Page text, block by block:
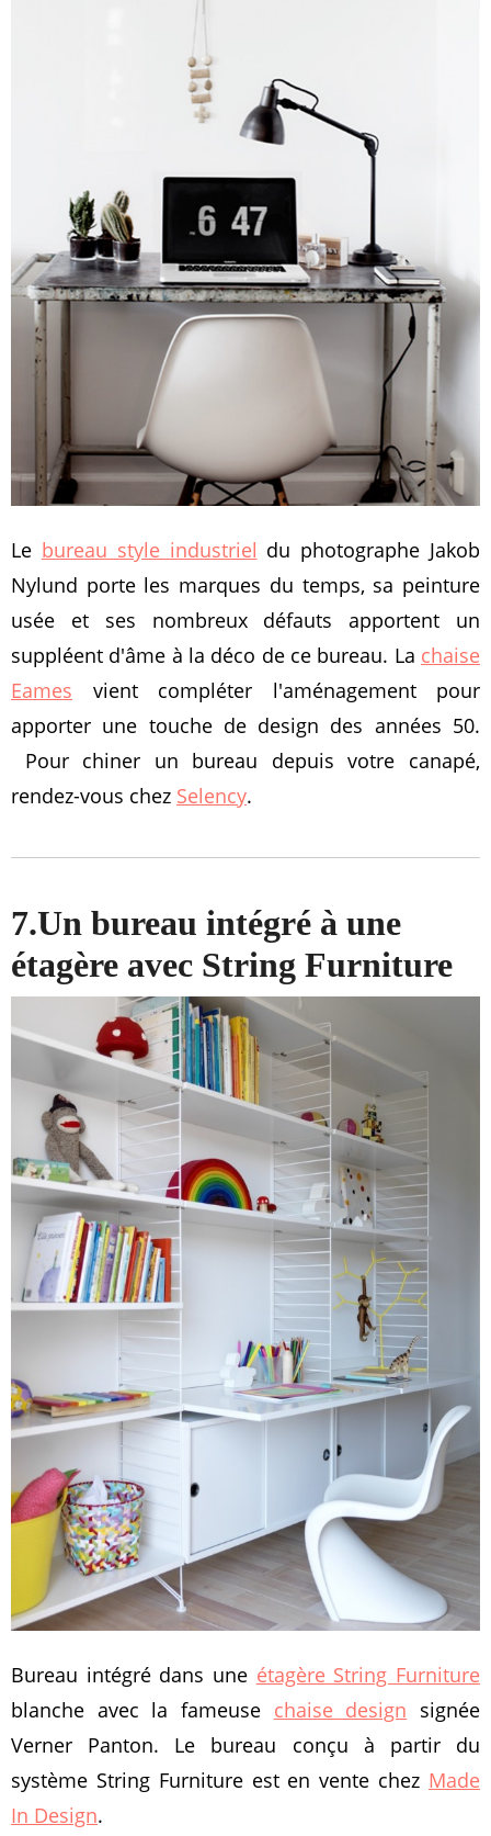
Le bureau style industriel du photographe Jakob
Nylund porte les marques du temps, sa peinture
usée et ses nombreux défauts apportent un
suppléent d'âme à la déco de ce bureau. La chaise
Eames vient compléter l'aménagement pour
apporter une touche de design des années 50.
Pour chiner un bureau depuis votre canapé,
rendez-vous chez Selency.
7.Un bureau intégré à une
étagère avec String Furniture
Bureau intégré dans une étagère String Furniture
blanche avec la fameuse chaise design signée
Verner Panton. Le bureau conçu à partir du
système String Furniture est en vente chez Made
In Design.